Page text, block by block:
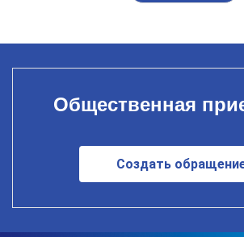
Общественная
Создать